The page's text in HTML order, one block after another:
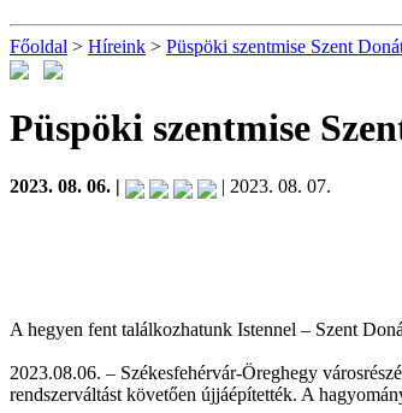
Főoldal > Híreink > Püspöki szentmise Szent
Püspöki szentmise
2023. 08. 06. | | 2023. 08. 07.
A hegyen fent találkozhatunk Istennel – Szent
2023.08.06. – Székesfehérvár-Öreghegy
rendszerváltást követően újjáépítették. A